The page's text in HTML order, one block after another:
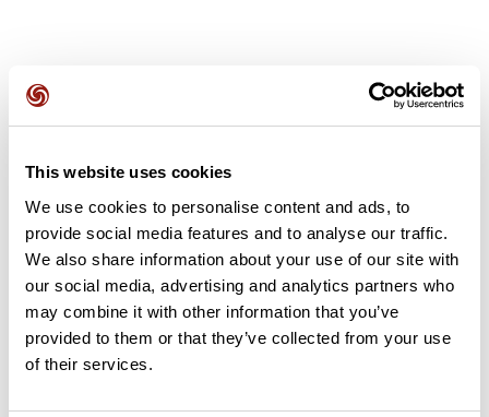
This website uses cookies
We use cookies to personalise content and ads, to
provide social media features and to analyse our traffic.
We also share information about your use of our site with
our social media, advertising and analytics partners who
may combine it with other information that you’ve
provided to them or that they’ve collected from your use
of their services.
Ajouter un avis
Découvrez ce parcours de vélo de 51,2 km à proximité de